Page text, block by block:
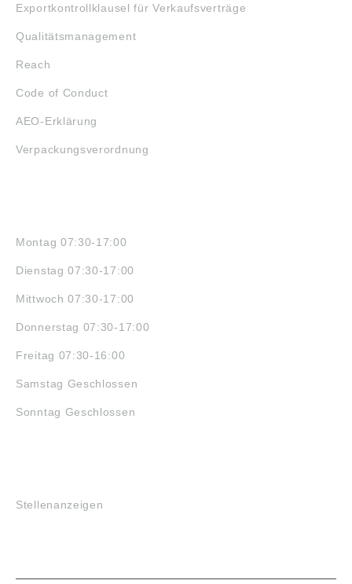
Exportkontrollklausel für Verkaufsverträge
Qualitätsmanagement
Reach
Code of Conduct
AEO-Erklärung
Verpackungsverordnung
Montag 07:30-17:00
Dienstag 07:30-17:00
Mittwoch 07:30-17:00
Donnerstag 07:30-17:00
Freitag 07:30-16:00
Samstag Geschlossen
Sonntag Geschlossen
Stellenanzeigen